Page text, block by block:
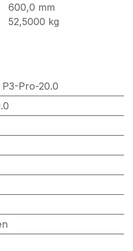
600,0 mm
52,5000 kg
P3-Pro-20.0